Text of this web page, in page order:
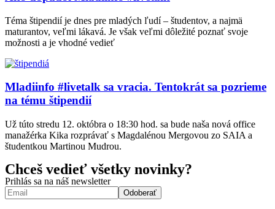
Téma štipendií je dnes pre mladých ľudí – študentov, a najmä
maturantov, veľmi lákavá. Je však veľmi dôležité poznať svoje
možnosti a je vhodné vedieť
Mladiinfo #livetalk sa vracia. Tentokrát sa pozrieme
na tému štipendií
Už túto stredu 12. októbra o 18:30 hod. sa bude naša nová office
manažérka Kika rozprávať s Magdalénou Mergovou zo SAIA a
študentkou Martinou Mudrou.
Chceš vedieť všetky novinky?
Prihlás sa na náš newsletter